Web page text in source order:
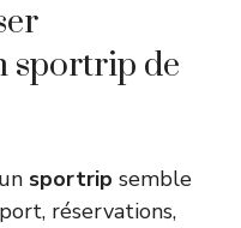
sportrip de
sportrip semble
réservations,